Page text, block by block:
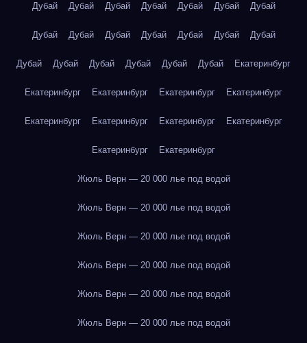
Дубай Дубай Дубай Дубай Дубай Дубай Дубай
Дубай Дубай Дубай Дубай Дубай Дубай Дубай
Дубай Дубай Дубай Дубай Дубай Дубай Екатеринбург
Екатеринбург Екатеринбург Екатеринбург Екатеринбург
Екатеринбург Екатеринбург Екатеринбург Екатеринбург
Екатеринбург Екатеринбург
Жюль Верн — 20 000 лье под водой
Жюль Верн — 20 000 лье под водой
Жюль Верн — 20 000 лье под водой
Жюль Верн — 20 000 лье под водой
Жюль Верн — 20 000 лье под водой
Жюль Верн — 20 000 лье под водой